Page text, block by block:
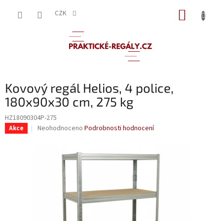
CZK
Kovový regál Helios, 4 police,
180x90x30 cm, 275 kg
HZ18090304P-275
Akce
Průměrné
hvězdiček.
Neohodnoceno Podrobnosti hodnocení